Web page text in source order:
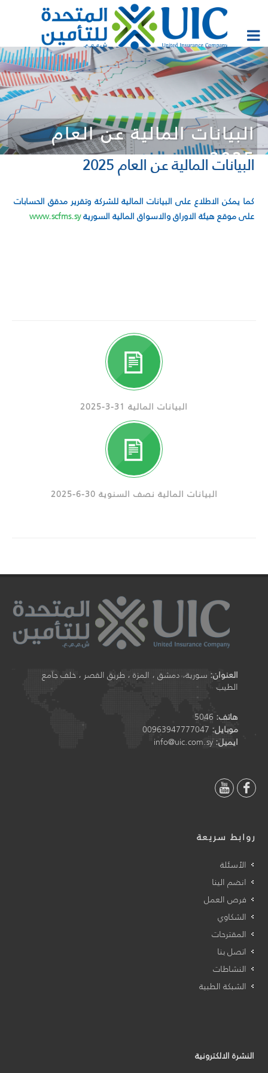
البيانات المالية عن العام
2025
البيانات المالية عن العام 2025
كما يمكن الاطلاع على البيانات المالية للشركة وتقرير مدقق الحسابات
على موقع هيئة الاوراق والاسواق المالية السوريةwww.scfms.sy
البيانات المالية 31-3-2025
البيانات المالية نصف السنوية 30-6-2025
العنوان: سورية، دمشق ، المزة ، طريق القصر ، خلف جامع
الطيب
هاتف: 5046
موبايل: 00963947777047
ايميل:info@uic.com.sy
روابط سريعة
الأسئلة
انضم الينا
فرص العمل
الشكاوي
المقترحات
اتصل بنا
النشاطات
الشبكة الطبية
النشرة الالكترونية